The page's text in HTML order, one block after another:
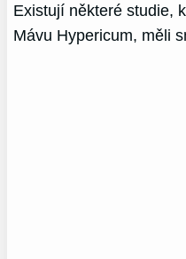
Existují některé studie,
Mávu Hypericum, měli